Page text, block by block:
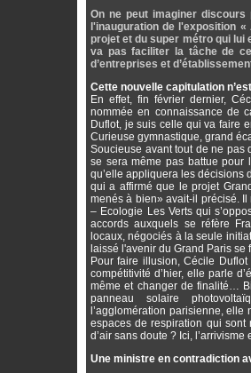
On ne peut imaginer
l'inauguration de l'exposition
projet et du super métro qui lui
va pas faciliter la tâche de
d’entreprises et
Cette nouvelle capitulation
En effet, fin février dernier,
nommée en connaissance de
Duflot, je suis celle qui va faire
Curieuse gymnastique, grand
Soucieuse avant tout de ne pas
se sera même pas battue pour
qu’elle appliquera les décisions
qui a affirmé que le projet
menés à bien» avait-il précisé. Il
– Ecologie Les Verts qui
accords auxquels se réfère
locaux, négociés à la seule
laissé l'avenir du Grand Paris
Pour faire illusion, Cécile
compétitivité d’hier, elle parle
même et changer de finalité…
panneau solaire
l’agglomération parisienne,
espaces de respiration qui sont
d’air sans doute ? Ici,
Une ministre en contradiction